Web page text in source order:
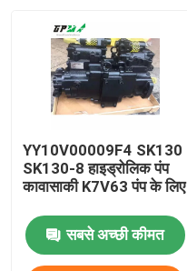
YY10V00009F4 SK130
SK130-8 हाइड्रोलिक पंप
कावासाकी K7V63 पंप के लिए
सबसे अच्छी कीमत